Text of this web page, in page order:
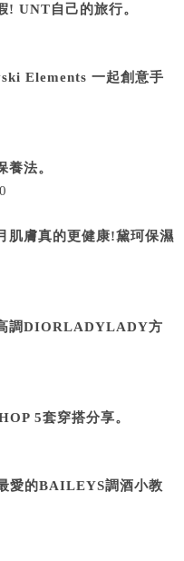
UNT自己的旅行。
Elements 一起創意手
法。
膚真的更健康!黛珂保濕
調DIORLADYLADY方
5套穿搭分享。
愛的BAILEYS調酒小教